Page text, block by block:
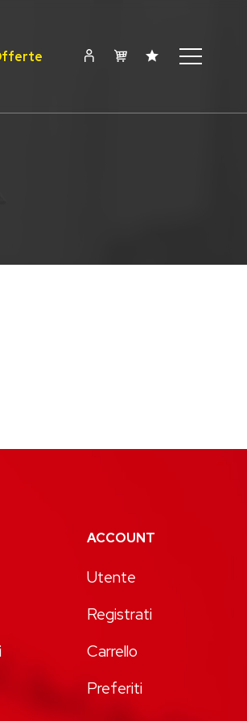
ACCOUNT
Utente
Registrati
Carrello
Preferiti